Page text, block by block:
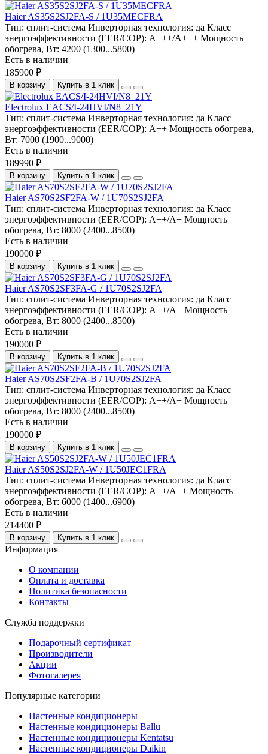
Haier AS35S2SJ2FA-S / 1U35MECFRA
Тип: сплит-система Инверторная технология: да Класс
энергоэффективности (EER/COP): A+++/A+++ Мощность
обогрева, Вт: 4200 (1300...5800)
Есть в наличии
185900 ₽
В корзину Купить в 1 клик
Electrolux EACS/I-24HVI/N8_21Y
Тип: сплит-система Инверторная технология: да Класс
энергоэффективности (EER/COP): A++ Мощность обогрева,
Вт: 7000 (1900...9000)
Есть в наличии
189990 ₽
В корзину Купить в 1 клик
Haier AS70S2SF2FA-W / 1U70S2SJ2FA
Тип: сплит-система Инверторная технология: да Класс
энергоэффективности (EER/COP): A++/A+ Мощность
обогрева, Вт: 8000 (2400...8500)
Есть в наличии
190000 ₽
В корзину Купить в 1 клик
Haier AS70S2SF3FA-G / 1U70S2SJ2FA
Тип: сплит-система Инверторная технология: да Класс
энергоэффективности (EER/COP): A++/A+ Мощность
обогрева, Вт: 8000 (2400...8500)
Есть в наличии
190000 ₽
В корзину Купить в 1 клик
Haier AS70S2SF2FA-B / 1U70S2SJ2FA
Тип: сплит-система Инверторная технология: да Класс
энергоэффективности (EER/COP): A++/A+ Мощность
обогрева, Вт: 8000 (2400...8500)
Есть в наличии
190000 ₽
В корзину Купить в 1 клик
Haier AS50S2SJ2FA-W / 1U50JEC1FRA
Тип: сплит-система Инверторная технология: да Класс
энергоэффективности (EER/COP): A++/A++ Мощность
обогрева, Вт: 6000 (1400...6900)
Есть в наличии
214400 ₽
В корзину Купить в 1 клик
Информация
О компании
Оплата и доставка
Политика безопасности
Контакты
Служба поддержки
Подарочный сертификат
Производители
Акции
Фотогалерея
Популярные категории
Настенные кондиционеры
Настенные кондиционеры Ballu
Настенные кондиционеры Kentatsu
Настенные кондиционеры Daikin